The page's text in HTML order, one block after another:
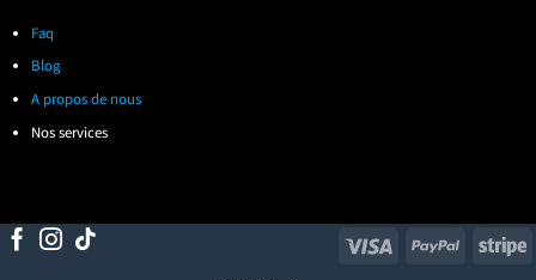
Faq
Blog
A propos de nous
Nos services
Visa PayPal